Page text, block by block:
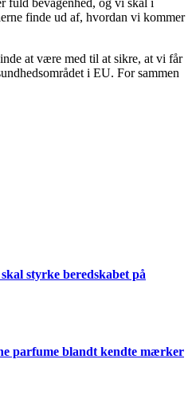
fuld bevågenhed, og vi skal i
finde ud af, hvordan vi kommer
at være med til at sikre, at vi får
i EU. For sammen
styrke beredskabet på
parfume blandt kendte mærker